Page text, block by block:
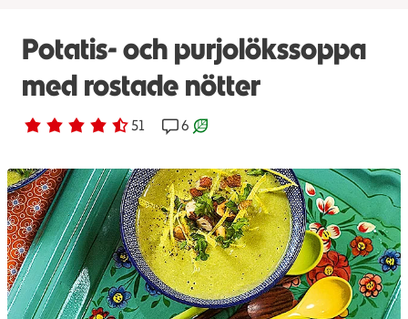
Potatis- och purjolökssoppa
med rostade nötter
Betyg 4.1 av 5. 51
51 personer har röstatReceptet har 6 kommentarer
6 Receptet är ett klimartsmart val.